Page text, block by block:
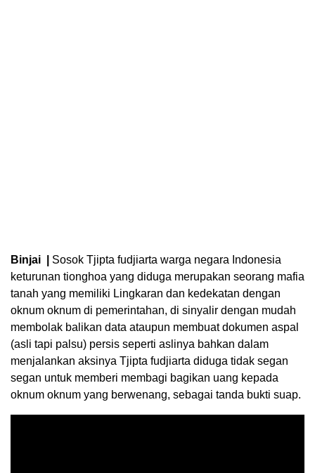
Binjai |
Sosok Tjipta fudjiarta warga negara Indonesia
keturunan tionghoa yang diduga merupakan seorang mafia
tanah yang memiliki Lingkaran dan kedekatan dengan
oknum oknum di pemerintahan, di sinyalir dengan mudah
membolak balikan data ataupun membuat dokumen aspal
(asli tapi palsu) persis seperti aslinya bahkan dalam
menjalankan aksinya Tjipta fudjiarta diduga tidak segan
segan untuk memberi membagi bagikan uang kepada
oknum oknum yang berwenang, sebagai tanda bukti suap.